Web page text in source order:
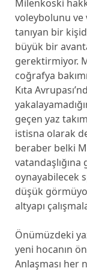
Milenkoski
voleybolunu ve
tanıyan bir
büyük bir
gerektirmiyor.
coğrafya
Kıta
geçen yaz
istisna olarak
beraber belki
vatandaşlığına
oynayabilecek
düşük
altyapı
Önümüzdeki
yeni hocanın
Anlaşması her